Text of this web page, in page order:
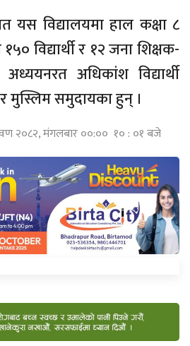
यस विद्यालयमा हाल कक्षा ८
विद्यार्थी र १२ जना शिक्षक-
अधिकांश विद्यार्थी
मुस्लिम समुदायका हुन् ।
२०८२, मंगलबार ००:०० १० : ०१ बजे